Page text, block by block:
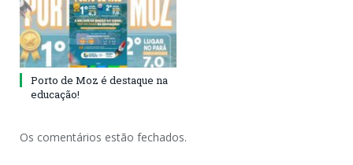
Porto de Moz é destaque na
educação!
Os comentários estão fechados.